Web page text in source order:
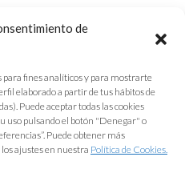
de
para fines analíticos y para mostrarte
elaborado a partir de tus hábitos de
Puede aceptar todas las cookies
uso pulsando el botón "Denegar" o
Puede obtener más
ajustes en nuestra Política de Cookies.
de Cádiz
uso